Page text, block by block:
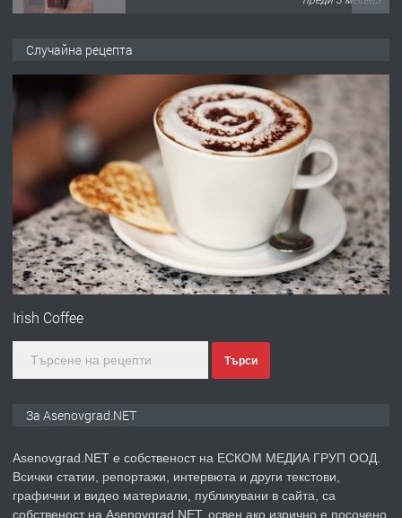
преди 10 месеца
Професионална броячна машина -
със сертификат от ЕЦБ
преди 1 година
ПРЕДЛАГА
Професионална зеленчукорезачка
преди 2 години
Случайна рецепта
Irish Coffee
Търси
За Asenovgrad.NET
Asenovgrad.NET е собственост на ЕСКОМ МЕДИА ГРУП ООД.
Всички статии, репортажи, интервюта и други текстови,
графични и видео материали, публикувани в сайта, са
собственост на Asenovgrad.NET, освен ако изрично е посочено